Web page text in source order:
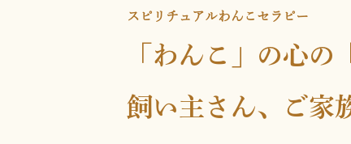
スピリチュアルわんこセラピー
「わんこ」の心の
飼い主さん、ご家